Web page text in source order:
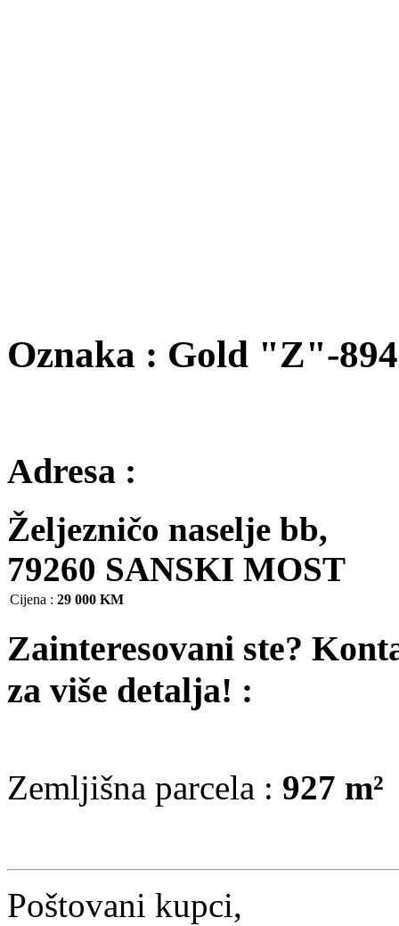
Oznaka : Gold "Z"-894
Adresa :
Željezničo naselje bb,
79260 SANSKI MOST
Cijena : 29 000 KM
Zainteresovani ste?
za više detalja! :
Zemljišna parcela : 927 m²
Poštovani kupci,